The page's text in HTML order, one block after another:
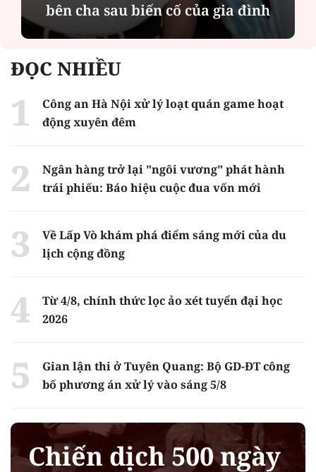
bên cha sau biến cố của gia đình
ĐỌC NHIỀU
Công an Hà Nội xử lý loạt quán game hoạt
động xuyên đêm
Ngân hàng trở lại "ngôi vương" phát hành
trái phiếu: Báo hiệu cuộc đua vốn mới
Về Lấp Vò khám phá điểm sáng mới của du
lịch cộng đồng
Từ 4/8, chính thức lọc ảo xét tuyển đại học
2026
Gian lận thi ở Tuyên Quang: Bộ GD-ĐT công
bố phương án xử lý vào sáng 5/8
Chiến dịch 500 ngày